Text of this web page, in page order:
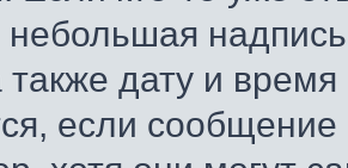
небольшая
также дату и
если